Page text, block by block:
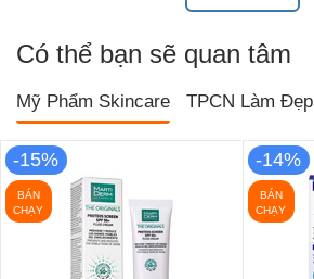
Có thể bạn sẽ quan tâm
Mỹ Phẩm Skincare TPCN Làm Đẹp
-15%
BÁN
CHẠY
-14%
BÁN
CHẠY